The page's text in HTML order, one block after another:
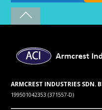
ARMCREST INDUSTRIES SDN.
199501042353 (371557-D)